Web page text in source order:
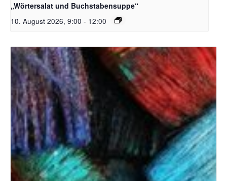
„Wörtersalat und Buchstabensuppe“
10. August 2026, 9:00 - 12:00